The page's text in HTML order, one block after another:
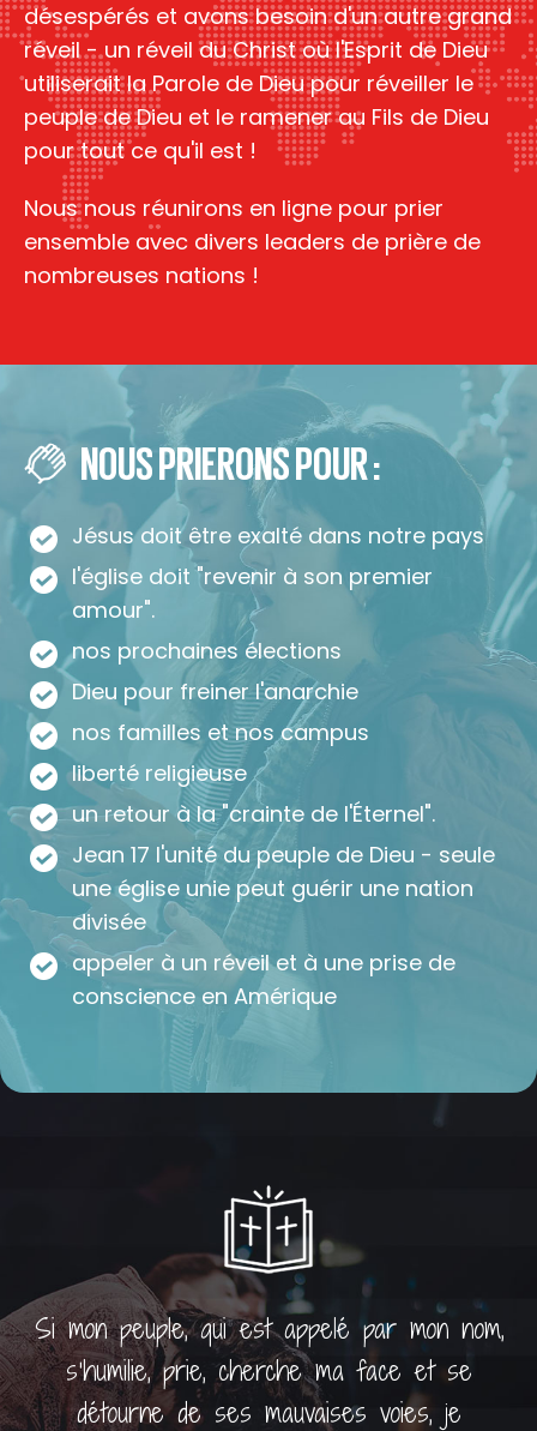
désespérés et avons besoin d'un autre grand
réveil - un réveil du Christ où l'Esprit de Dieu
utiliserait la Parole de Dieu pour réveiller le
peuple de Dieu et le ramener au Fils de Dieu
pour tout ce qu'il est !
Nous nous réunirons en ligne pour prier
ensemble avec divers leaders de prière de
nombreuses nations !
NOUS PRIERONS POUR :
Jésus doit être exalté dans notre pays
l'église doit "revenir à son premier
amour".
nos prochaines élections
Dieu pour freiner l'anarchie
nos familles et nos campus
liberté religieuse
un retour à la "crainte de l'Éternel".
Jean 17 l'unité du peuple de Dieu - seule
une église unie peut guérir une nation
divisée
appeler à un réveil et à une prise de
conscience en Amérique
Si mon peuple, qui est appelé par mon nom,
s'humilie, prie, cherche ma face et se
détourne de ses mauvaises voies, je